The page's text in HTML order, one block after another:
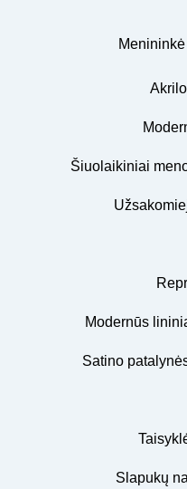
Šiuolaikiniai
Modernūs
Satino
Slapukų